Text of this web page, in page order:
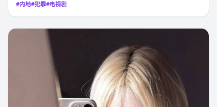
#内地#犯罪#电视剧